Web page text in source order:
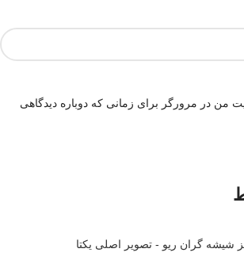
من در مرورگر برای زمانی که دوباره دیدگاهی